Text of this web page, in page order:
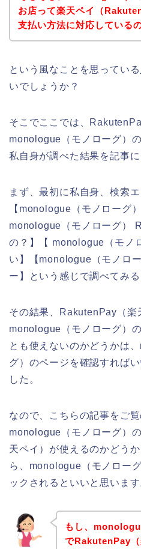
お店って楽天ペイ（
支払い方法に対応している
という風なことを思ってい
いでしょうか？
そこでここでは、
monologue（モノローグ）
私自身が調べた結果を記事
まず、最初に私自身、検索エ
【monologue（モノローグ
monologue（モノローグ）
の？】【 monologue（モノ
い】【monologue（モノロ
ー】という感じで調べてみる
その結果、RakutenPay（楽
monologue（モノローグ）
とも使えないのかどうかは
グ）のページを確認すれば
した。
なので、こちらの記事をご覧
monologue（モノローグ）
天ペイ）が使えるのかどう
ら、monologue（モノロー
ックされるといいと思います
もし、
でRakutenPay